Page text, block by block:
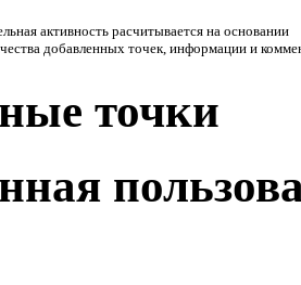
активность расчитывается на основании
добавленных точек, информации и
точки